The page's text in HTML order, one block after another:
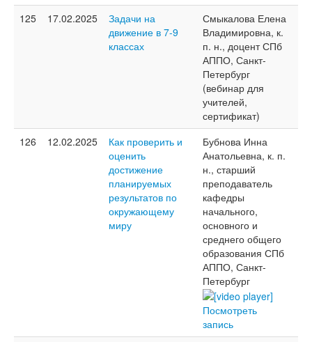
125
17.02.2025
Задачи на
движение в 7-9
классах
Смыкалова Елена
Владимировна, к.
п. н., доцент СПб
АППО, Санкт-
Петербург
(вебинар для
учителей,
сертификат)
126
12.02.2025
Как проверить и
оценить
достижение
планируемых
результатов по
окружающему
миру
Бубнова Инна
Анатольевна, к. п.
н., старший
преподаватель
кафедры
начального,
основного и
среднего общего
образования СПб
АППО, Санкт-
Петербург
Посмотреть
запись